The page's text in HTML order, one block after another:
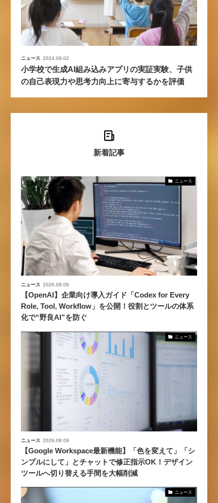
ニュース 2024.09.02
小学校で生成AI組み込みアプリの実証実験、子供
の自己表現力や思考力向上に寄与するかを評価
新着記事
ニュース
ニュース 2026.08.09
【OpenAI】企業向け導入ガイド「Codex for Every
Role, Tool, Workflow」を公開！役割とツールの体系
化で“野良AI”を防ぐ
ニュース
ニュース 2026.08.09
【Google Workspace最新機能】「色を変えて」「シ
ンプルにして」とチャットで修正指示OK！デザイン
ツールへ切り替える手間を大幅削減
ニュース